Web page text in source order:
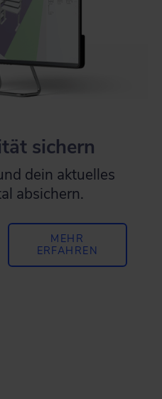
sichern
dein aktuelles
absichern.
MEHR
ERFAHREN